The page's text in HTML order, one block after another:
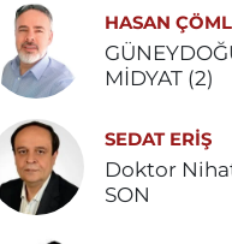
HASAN
MİDYAT (2)
SEDAT ERİŞ
Doktor Nihat
SON